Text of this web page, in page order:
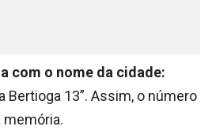
com o nome da cidade:
Bertioga 13”. Assim, o número
memória.